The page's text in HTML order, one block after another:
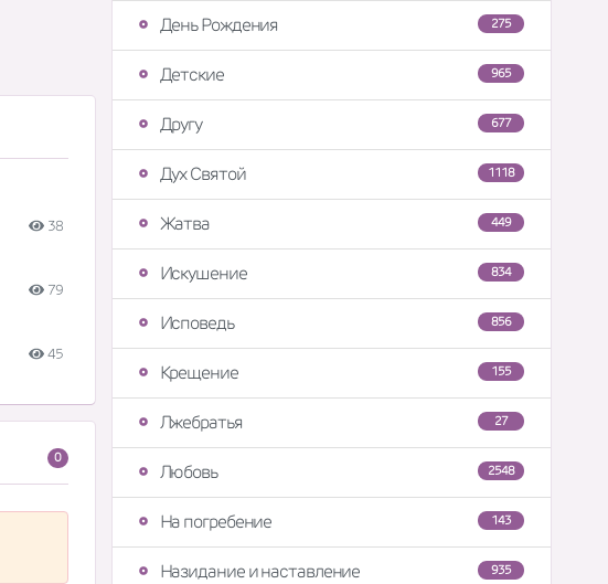
38
79
45
0
275
День Рождения
965
Детские
677
Другу
1118
Дух Святой
449
Жатва
834
Искушение
856
Исповедь
155
Крещение
27
Лжебратья
2548
Любовь
143
На погребение
935
Назидание и наставление